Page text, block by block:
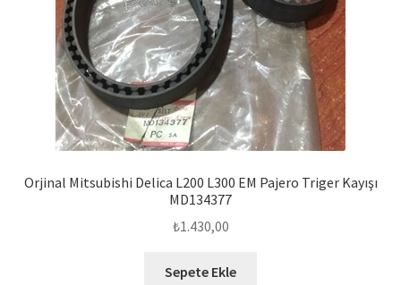
Orjinal Mitsubishi Delica L200 L300 EM Pajero Triger Kayışı
MD134377
₺1.430,00
Sepete Ekle